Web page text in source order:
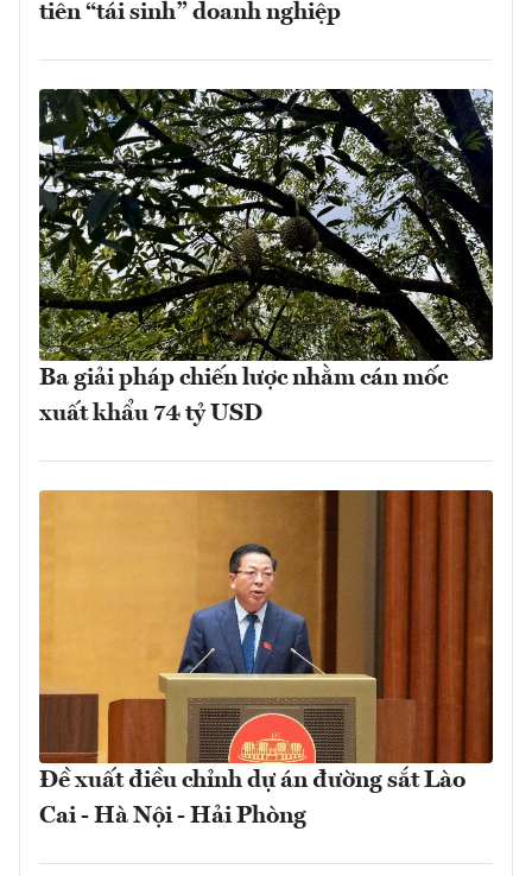
tiên “tái sinh” doanh nghiệp
Ba giải pháp chiến lược nhằm cán mốc
xuất khẩu 74 tỷ USD
Đề xuất điều chỉnh dự án đường sắt Lào
Cai - Hà Nội - Hải Phòng